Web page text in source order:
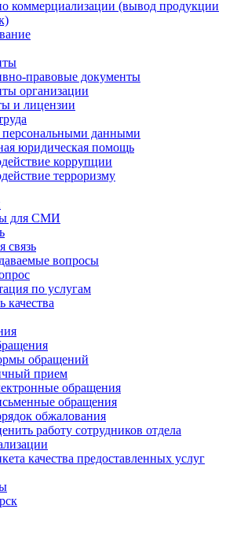
коммерциализации (вывод продукции
правовые документы
организации
и лицензии
персональными данными
юридическая помощь
коррупции
терроризму
для СМИ
связь
вопросы
по услугам
качества
обращений
прием
обращения
обращения
обжалования
работу сотрудников отдела
качества предоставленных услуг